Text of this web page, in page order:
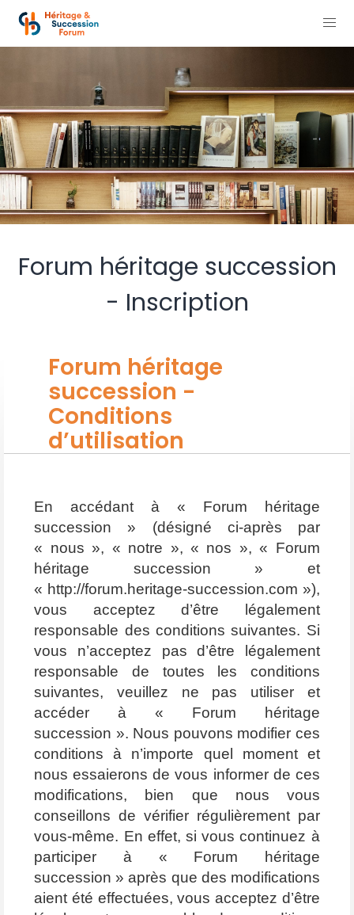
Forum héritage succession
- Inscription
Forum héritage
succession -
Conditions
d’utilisation
En accédant à « Forum héritage
succession » (désigné ci-après par
« nous », « notre », « nos », « Forum
héritage succession » et
« http://forum.heritage-succession.com »),
vous acceptez d’être légalement
responsable des conditions suivantes. Si
vous n’acceptez pas d’être légalement
responsable de toutes les conditions
suivantes, veuillez ne pas utiliser et
accéder à « Forum héritage
succession ». Nous pouvons modifier ces
conditions à n’importe quel moment et
nous essaierons de vous informer de ces
modifications, bien que nous vous
conseillons de vérifier régulièrement par
vous-même. En effet, si vous continuez à
participer à « Forum héritage
succession » après que des modifications
aient été effectuées, vous acceptez d’être